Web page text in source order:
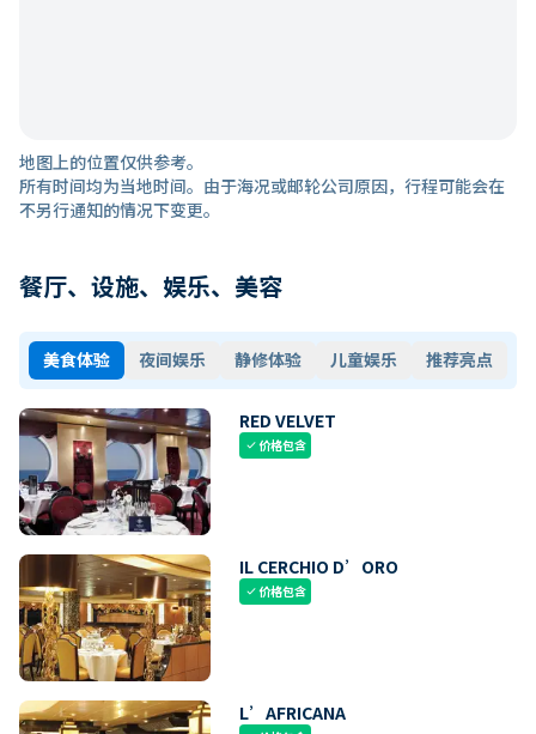
地图上的位置仅供参考。
所有时间均为当地时间。由于海况或邮轮公司原因，行程可能会在
不另行通知的情况下变更。
餐厅、设施、娱乐、美容
美食体验 夜间娱乐 静修体验 儿童娱乐 推荐亮点
RED VELVET
check价格包含
IL CERCHIO D’ORO
check价格包含
L’AFRICANA